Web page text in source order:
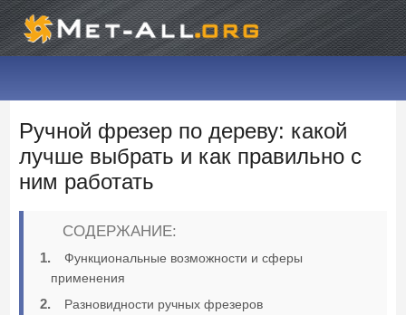
Ручной фрезер по дереву: какой
лучше выбрать и как правильно с
ним работать
СОДЕРЖАНИЕ:
Функциональные возможности и сферы
применения
Разновидности ручных фрезеров